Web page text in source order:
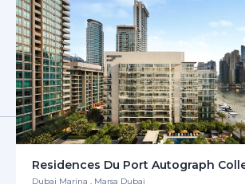
Residences Du Port Autograph
Dubai Marina , Marsa Dubai